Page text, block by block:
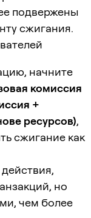
подвержены
сжигания.
начните
комиссия
+
ресурсов),
сжигание как
но
чем более